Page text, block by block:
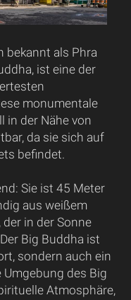
bekannt als Phra
ist eine der
monumentale
in der Nähe von
da sie sich auf
befindet.
Sie ist 45 Meter
aus weißem
in der Sonne
Big Buddha ist
sondern auch ein
des Big
Atmosphäre,